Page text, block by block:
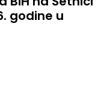
godine u